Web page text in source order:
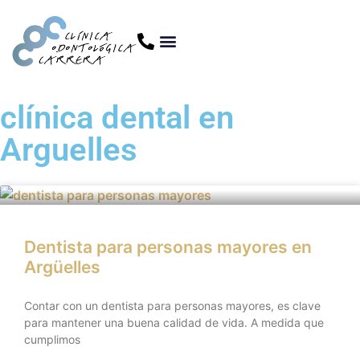
clínica dental en
Arguelles
Dentista para personas mayores en
Argüelles
Contar con un dentista para personas mayores, es clave
para mantener una buena calidad de vida. A medida que
cumplimos